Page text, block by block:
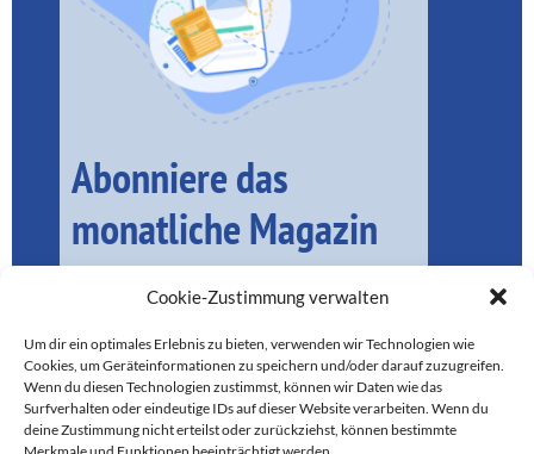
Cookie-Zustimmung verwalten
Um dir ein optimales Erlebnis zu bieten, verwenden wir Technologien wie
Cookies, um Geräteinformationen zu speichern und/oder darauf zuzugreifen.
Wenn du diesen Technologien zustimmst, können wir Daten wie das
Surfverhalten oder eindeutige IDs auf dieser Website verarbeiten. Wenn du
deine Zustimmung nicht erteilst oder zurückziehst, können bestimmte
Abonniere das
monatliche Magazin